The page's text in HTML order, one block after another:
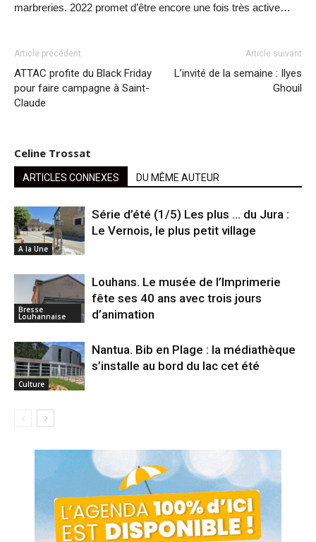
marbreries. 2022 promet d’être encore une fois très active…
Article précédent
ATTAC profite du Black Friday
pour faire campagne à Saint-
Claude
Article suivant
L’invité de la semaine : Ilyes
Ghouil
Celine Trossat
ARTICLES CONNEXES DU MÊME AUTEUR
A la Une
Série d’été (1/5) Les plus … du Jura :
Le Vernois, le plus petit village
Bresse
Louhannaise
Louhans. Le musée de l’Imprimerie
fête ses 40 ans avec trois jours
d’animation
Culture
Nantua. Bib en Plage : la médiathèque
s’installe au bord du lac cet été